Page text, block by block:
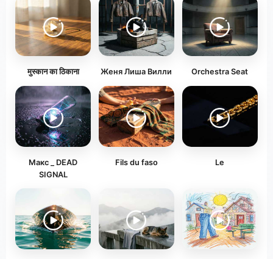
मुस्कान का ठिकाना Женя Лиша Вилли Orchestra Seat
Макс _ DEAD
SIGNAL
Fils du faso Le